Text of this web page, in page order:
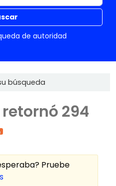
de autoridad
búsqueda
294
Pruebe